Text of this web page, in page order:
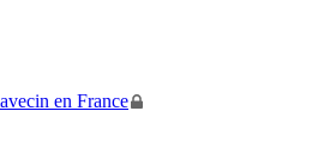
en France